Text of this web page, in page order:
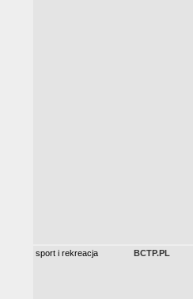
sport i rekreacja BCTP.PL